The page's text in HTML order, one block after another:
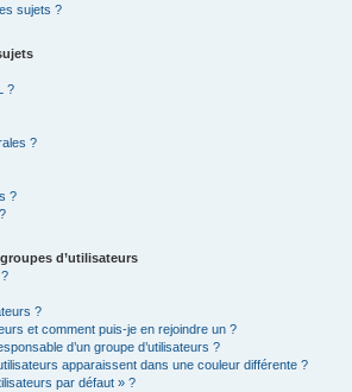
sujets ?
?
?
?
d’utilisateurs
?
et comment puis-je en rejoindre un ?
d’un groupe d’utilisateurs ?
apparaissent dans une couleur différente ?
par défaut » ?